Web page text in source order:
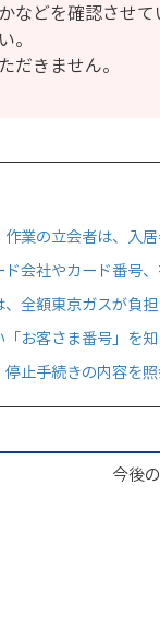
などを確認させ
。
だきません。
業の立会者は、入
会社やカード番号、
全額東京ガスが負担
お客さま番号」を知
止手続きの内容を照
今後